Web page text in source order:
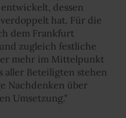
dessen
hat. Für die
dem Frankfurt
zugleich festliche
mehr im Mittelpunkt
aller Beteiligten stehen
Nachdenken über
Umsetzung."